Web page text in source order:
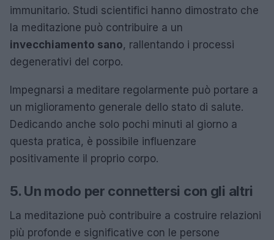
immunitario. Studi scientifici hanno dimostrato che
la meditazione può contribuire a un
invecchiamento sano, rallentando i processi
degenerativi del corpo.
Impegnarsi a meditare regolarmente può portare a
un miglioramento generale dello stato di salute.
Dedicando anche solo pochi minuti al giorno a
questa pratica, è possibile influenzare
positivamente il proprio corpo.
5. Un modo per connettersi con gli altri
La meditazione può contribuire a costruire relazioni
più profonde e significative con le persone